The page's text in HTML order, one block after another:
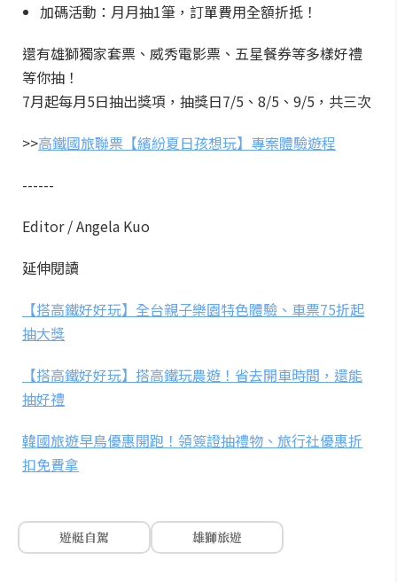
加碼活動：月月抽1筆，訂單費用全額折抵！
還有雄獅獨家套票、威秀電影票、五星餐券等多樣好禮
等你抽！
7月起每月5日抽出獎項，抽獎日7/5、8/5、9/5，共三次
>>高鐵國旅聯票【繽紛夏日孩想玩】專案體驗遊程
------
Editor / Angela Kuo
延伸閱讀
【搭高鐵好好玩】全台親子樂園特色體驗、車票75折起
抽大獎
【搭高鐵好好玩】搭高鐵玩農遊！省去開車時間，還能
抽好禮
韓國旅遊早鳥優惠開跑！領簽證抽禮物、旅行社優惠折
扣免費拿
遊艇自駕 雄獅旅遊